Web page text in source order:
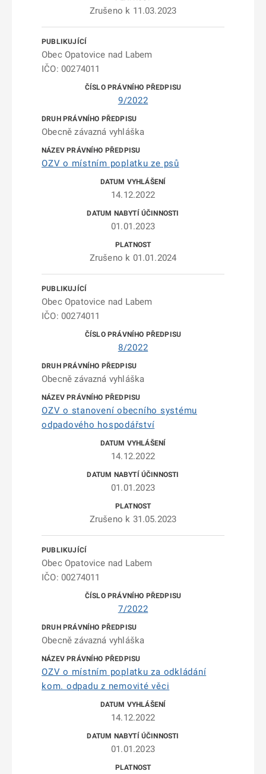
Zrušeno k 11.03.2023
Obec Opatovice nad Labem
IČO: 00274011
9/2022
Obecně závazná vyhláška
OZV o místním poplatku ze psů
14.12.2022
01.01.2023
Zrušeno k 01.01.2024
Obec Opatovice nad Labem
IČO: 00274011
8/2022
Obecně závazná vyhláška
OZV o stanovení obecního systému
odpadového hospodářství
14.12.2022
01.01.2023
Zrušeno k 31.05.2023
Obec Opatovice nad Labem
IČO: 00274011
7/2022
Obecně závazná vyhláška
OZV o místním poplatku za odkládání
kom. odpadu z nemovité věci
14.12.2022
01.01.2023